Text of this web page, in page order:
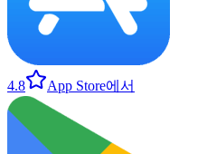
4.8 App Store에서